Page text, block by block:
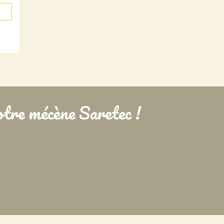
mécène Saretec !